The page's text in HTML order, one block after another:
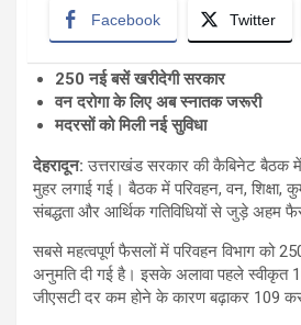
Facebook Twitter
250 नई बसें खरीदेगी सरकार
वन दरोगा के लिए अब स्नातक जरूरी
मदरसों को मिली नई सुविधा
देहरादून: उत्तराखंड सरकार की कैबिनेट बैठक में
मुहर लगाई गई। बैठक में परिवहन, वन, शिक्षा,
संबद्धता और आर्थिक गतिविधियों से जुड़े अहम
सबसे महत्वपूर्ण फैसलों में परिवहन विभाग को
अनुमति दी गई है। इसके अलावा पहले स्वीकृत
जीएसटी दर कम होने के कारण बढ़ाकर 109